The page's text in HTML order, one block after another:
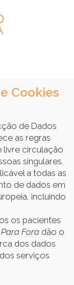
Cookies
de Dados
as regras
livre circulação
singulares.
a todas as
de dados em
incluindo
os pacientes
Fora dão o
dos dados
serviços